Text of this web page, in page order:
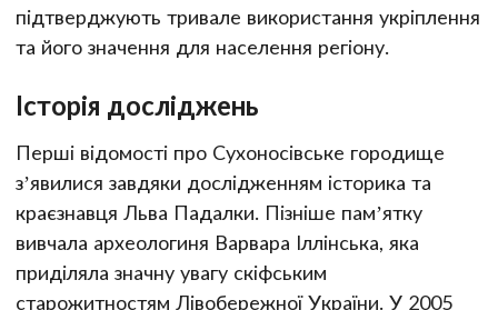
підтверджують тривале використання укріплення
та його значення для населення регіону.
Історія досліджень
Перші відомості про Сухоносівське городище
з’явилися завдяки дослідженням історика та
краєзнавця Льва Падалки. Пізніше пам’ятку
вивчала археологиня Варвара Іллінська, яка
приділяла значну увагу скіфським
старожитностям Лівобережної України. У 2005